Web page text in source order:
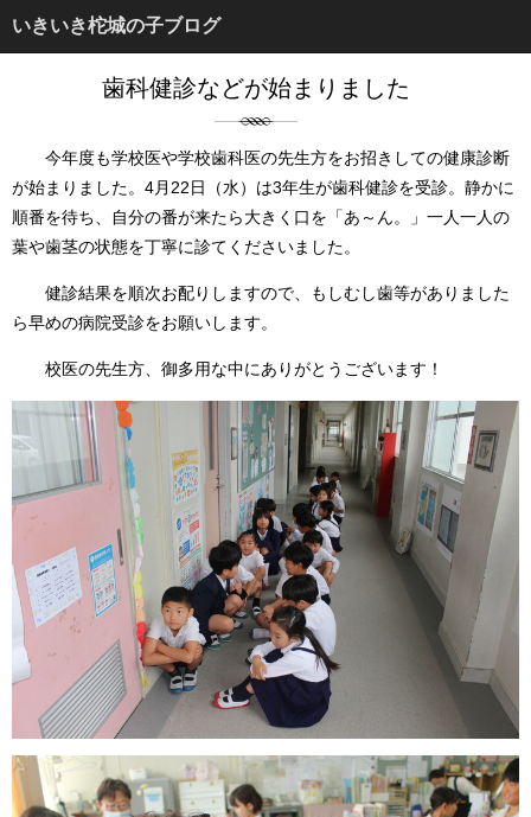
いきいき柁城の子ブログ
歯科健診などが始まりました
今年度も学校医や学校歯科医の先生方をお招きしての健康診断
が始まりました。4月22日（水）は3年生が歯科健診を受診。静かに
順番を待ち、自分の番が来たら大きく口を「あ～ん。」一人一人の
葉や歯茎の状態を丁寧に診てくださいました。
健診結果を順次お配りしますので、もしむし歯等がありました
ら早めの病院受診をお願いします。
校医の先生方、御多用な中にありがとうございます！